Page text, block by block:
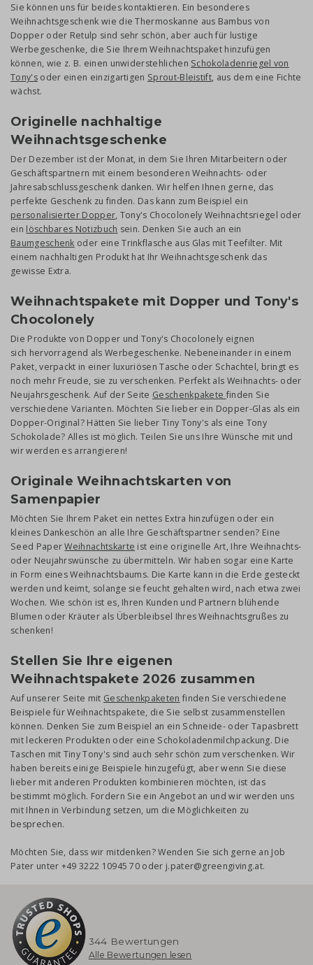
Sie können uns für beides kontaktieren. Ein besonderes
Weihnachtsgeschenk wie die Thermoskanne aus Bambus von
Dopper oder Retulp sind sehr schön, aber auch für lustige
Werbegeschenke, die Sie Ihrem Weihnachtspaket hinzufügen
können, wie z. B. einen unwiderstehlichen Schokoladenriegel von
Tony'soder einen einzigartigen Sprout-Bleistift, aus dem eine Fichte
wächst.
Originelle nachhaltige
Weihnachtsgeschenke
Der Dezember ist der Monat, in dem Sie Ihren Mitarbeitern oder
Geschäftspartnern mit einem besonderen Weihnachts- oder
Jahresabschlussgeschenk danken. Wir helfen Ihnen gerne, das
perfekte Geschenk zu finden. Das kann zum Beispiel ein
personalisierter Dopper, Tony's Chocolonely Weihnachtsriegel oder
ein löschbares Notizbuch sein. Denken Sie auch an ein
Baumgeschenk oder eine Trinkflasche aus Glas mit Teefilter. Mit
einem nachhaltigen Produkt hat Ihr Weihnachtsgeschenk das
gewisse Extra.
Weihnachtspakete mit Dopper und Tony's
Chocolonely
Die Produkte von Dopper und Tony's Chocolonely eignen
sich hervorragend als Werbegeschenke. Nebeneinander in einem
Paket, verpackt in einer luxuriösen Tasche oder Schachtel, bringt es
noch mehr Freude, sie zu verschenken. Perfekt als Weihnachts- oder
Neujahrsgeschenk. Auf der Seite Geschenkpakete finden Sie
verschiedene Varianten. Möchten Sie lieber ein Dopper-Glas als ein
Dopper-Original? Hätten Sie lieber Tiny Tony's als eine Tony
Schokolade? Alles ist möglich. Teilen Sie uns Ihre Wünsche mit und
wir werden es arrangieren!
Originale Weihnachtskarten von
Samenpapier
Möchten Sie Ihrem Paket ein nettes Extra hinzufügen oder ein
kleines Dankeschön an alle Ihre Geschäftspartner senden? Eine
Seed PaperWeihnachtskarte ist eine originelle Art, Ihre Weihnachts-
oder Neujahrswünsche zu übermitteln. Wir haben sogar eine Karte
in Form eines Weihnachtsbaums. Die Karte kann in die Erde gesteckt
werden und keimt, solange sie feucht gehalten wird, nach etwa zwei
Wochen. Wie schön ist es, Ihren Kunden und Partnern blühende
Blumen oder Kräuter als Überbleibsel Ihres Weihnachtsgrußes zu
schenken!
Stellen Sie Ihre eigenen
Weihnachtspakete 2026 zusammen
Auf unserer Seite mit Geschenkpaketen finden Sie verschiedene
Beispiele für Weihnachtspakete, die Sie selbst zusammenstellen
können. Denken Sie zum Beispiel an ein Schneide- oder Tapasbrett
mit leckeren Produkten oder eine Schokoladenmilchpackung. Die
Taschen mit Tiny Tony's sind auch sehr schön zum verschenken. Wir
haben bereits einige Beispiele hinzugefügt, aber wenn Sie diese
lieber mit anderen Produkten kombinieren möchten, ist das
bestimmt möglich. Fordern Sie ein Angebot an und wir werden uns
mit Ihnen in Verbindung setzen, um die Möglichkeiten zu
besprechen.
Möchten Sie, dass wir mitdenken? Wenden Sie sich gerne an Job
Pater unter +49 3222 10945 70 oder j.pater@greengiving.at.
344 Bewertungen
Alle Bewertungen lesen